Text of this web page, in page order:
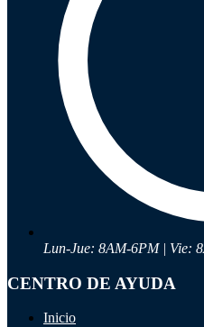
Inicio
Sobre nosotros
Talleres
Sucursales
Seguimiento de pedidos
¿Quieres trabajar en Antumalal?
Regístrate como Mayorista
Lun-Jue: 8AM-6PM | Vie:
CENTRO DE AYUDA
Inicio